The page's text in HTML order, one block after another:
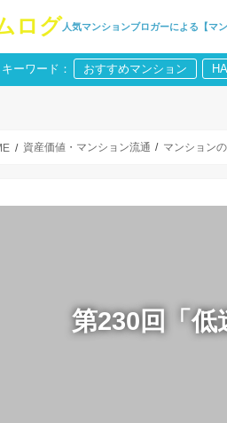
人気マンションブロガーによる【マ
キーワード： おすすめマンション
資産価値・マンション流通 マンション
第230回「